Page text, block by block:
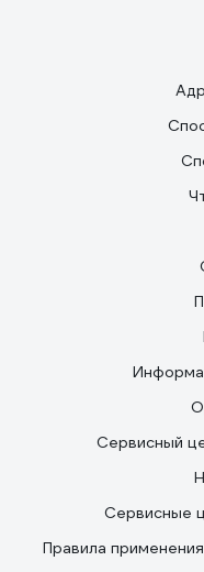
Сервисный
Сервисные
Правила